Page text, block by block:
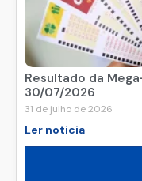
Resultado da
30/07/2026
31 de julho de 2026
Ler noticia